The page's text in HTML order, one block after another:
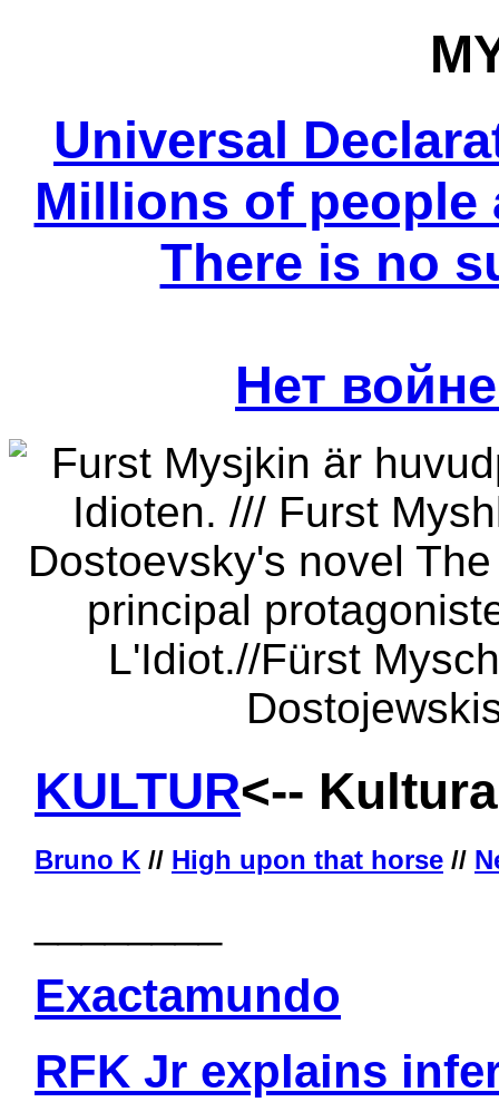
Universal
Millions of
There is no
Нет
KULTUR<--
Bruno K // High upon that horse //
Exactamundo
RFK Jr explains